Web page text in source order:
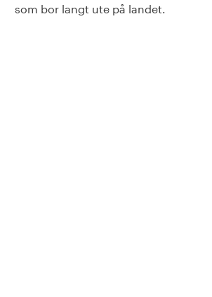
som bor langt ute på landet.